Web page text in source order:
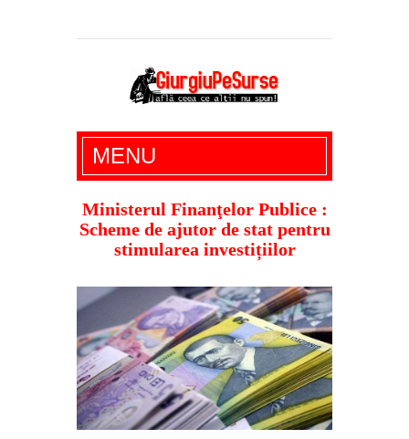
Giurgiu Pe Surse – actualitate giurgiu,
administratie giurgiu, stiri politice, social
economic, editoriale giurgiu, dezvaluiri,
soc, cancan, stiri locale
MENU
Ministerul Finanţelor Publice :
Scheme de ajutor de stat pentru
stimularea investițiilor